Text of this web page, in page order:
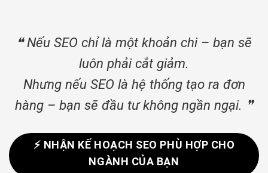
❝ Nếu SEO chỉ là một khoản chi – bạn sẽ
luôn phải cắt giảm.
Nhưng nếu SEO là hệ thống tạo ra đơn
hàng – bạn sẽ đầu tư không ngần ngại. ❞
⚡ NHẬN KẾ HOẠCH SEO PHÙ HỢP CHO
NGÀNH CỦA BẠN